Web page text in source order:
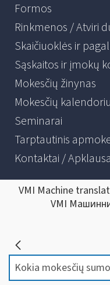
Formos
Rinkmenos / Atviri
Skaičiuoklės ir
Sąskaitos ir įmokų
Mokesčių žinynas
Mokesčių
Seminarai
Tarptautinis
Kontaktai / Apklausa
VMI Machine
VMI